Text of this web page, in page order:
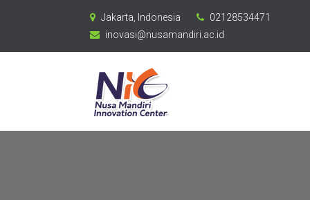
Jakarta, Indonesia
02128534471
inovasi@nusamandiri.ac.id